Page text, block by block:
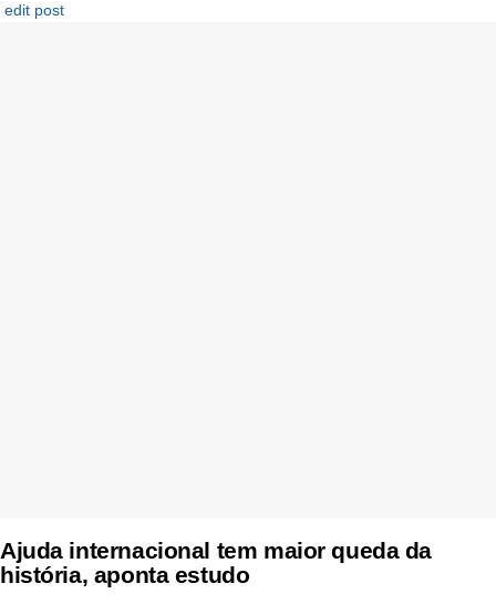
edit post
Ajuda internacional tem maior queda da
história, aponta estudo